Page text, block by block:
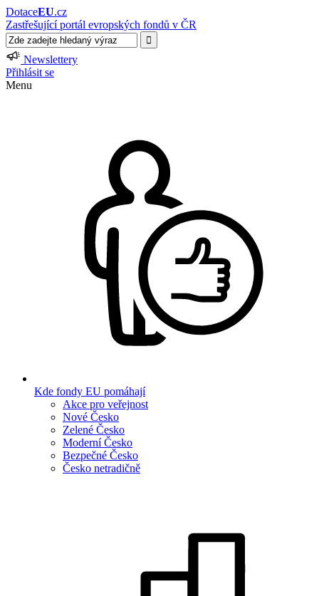
DotaceEU.cz
Zastřešující portál evropských fondů v ČR
Newslettery
Přihlásit se
Menu
Kde fondy EU pomáhají
Akce pro veřejnost
Nové Česko
Zelené Česko
Moderní Česko
Bezpečné Česko
Česko netradičně